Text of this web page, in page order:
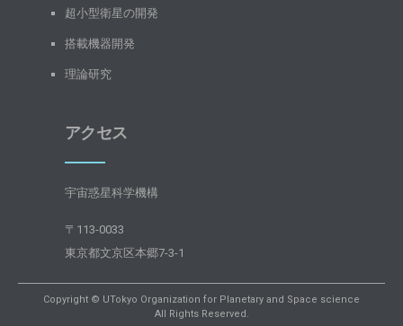
超小型衛星の開発
搭載機器開発
理論研究
アクセス
宇宙惑星科学機構
〒113-0033
東京都文京区本郷7-3-1
Copyright © UTokyo Organization for Planetary and Space science
All Rights Reserved.